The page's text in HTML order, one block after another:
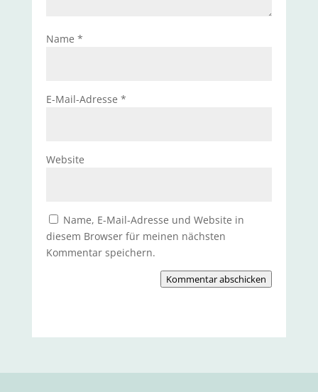
Name *
E-Mail-Adresse *
Website
Name, E-Mail-Adresse und Website in
diesem Browser für meinen nächsten
Kommentar speichern.
Kommentar abschicken